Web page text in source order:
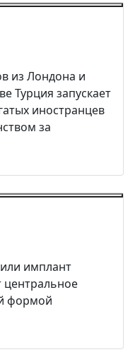
из Лондона и
Турция запускает
иностранцев
за
имплант
центральное
формой